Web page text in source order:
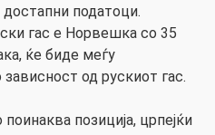
достапни податоци.
гас е Норвешка со 35
ќе биде меѓу
зависност од рускиот гас.
позиција, црпејќи